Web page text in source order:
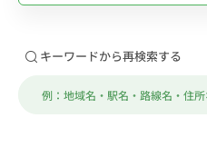
キーワードから再検索する